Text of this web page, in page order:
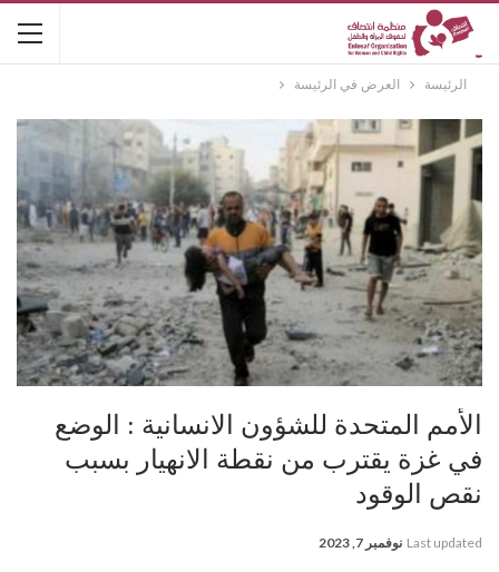
الرئيسة العرض في الرئيسة
الأمم المتحدة للشؤون الانسانية : الوضع
في غزة يقترب من نقطة الانهيار بسبب
نقص الوقود
Last updated نوفمبر 7, 2023